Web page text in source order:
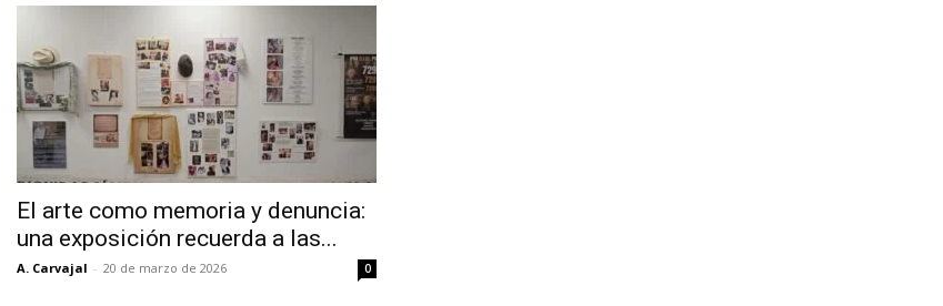
El arte como memoria y denuncia:
una exposición recuerda a las...
A. Carvajal - 20 de marzo de 2026 0